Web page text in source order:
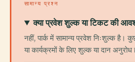
सामान्य प्रश्न
क्या प्रवेश शुल्क या टिकट की
नहीं, पार्क में सामान्य प्रवेश निःशुल्क
या कार्यक्रमों के लिए शुल्क या दान